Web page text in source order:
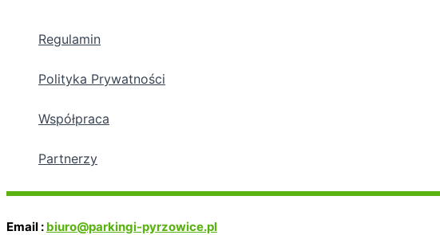
Regulamin
Polityka Prywatności
Współpraca
Partnerzy
Email : biuro@parkingi-pyrzowice.pl